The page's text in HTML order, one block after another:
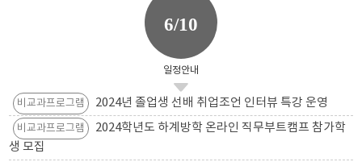
6/10
일정안내
비교과프로그램 2024년 졸업생 선배 취업조언 인터뷰 특강 운영
비교과프로그램
2024학년도 하계방학 온라인 직무부트캠프 참가학
생 모집